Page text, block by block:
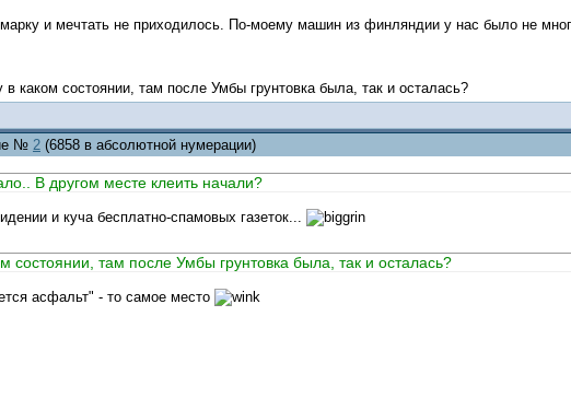
и мечтать не приходилось. По-моему машин из финляндии у нас было не
в каком состоянии, там после Умбы грунтовка была, так и осталась?
№ 2 (6858 в абсолютной нумерации)
В другом месте клеить начали?
и куча бесплатно-спамовых газеток...
состоянии, там после Умбы грунтовка была, так и осталась?
асфальт" - то самое место